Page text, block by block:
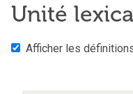
Unité
Afficher les